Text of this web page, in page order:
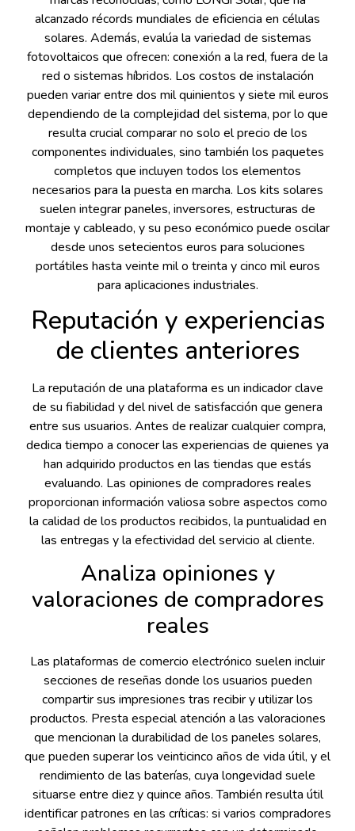
alcanzado récords mundiales de eficiencia en células
solares. Además, evalúa la variedad de sistemas
fotovoltaicos que ofrecen: conexión a la red, fuera de la
red o sistemas híbridos. Los costos de instalación
pueden variar entre dos mil quinientos y siete mil euros
dependiendo de la complejidad del sistema, por lo que
resulta crucial comparar no solo el precio de los
componentes individuales, sino también los paquetes
completos que incluyen todos los elementos
necesarios para la puesta en marcha. Los kits solares
suelen integrar paneles, inversores, estructuras de
montaje y cableado, y su peso económico puede oscilar
desde unos setecientos euros para soluciones
portátiles hasta veinte mil o treinta y cinco mil euros
para aplicaciones industriales.
Reputación y experiencias
de clientes anteriores
La reputación de una plataforma es un indicador clave
de su fiabilidad y del nivel de satisfacción que genera
entre sus usuarios. Antes de realizar cualquier compra,
dedica tiempo a conocer las experiencias de quienes ya
han adquirido productos en las tiendas que estás
evaluando. Las opiniones de compradores reales
proporcionan información valiosa sobre aspectos como
la calidad de los productos recibidos, la puntualidad en
las entregas y la efectividad del servicio al cliente.
Analiza opiniones y
valoraciones de compradores
reales
Las plataformas de comercio electrónico suelen incluir
secciones de reseñas donde los usuarios pueden
compartir sus impresiones tras recibir y utilizar los
productos. Presta especial atención a las valoraciones
que mencionan la durabilidad de los paneles solares,
que pueden superar los veinticinco años de vida útil, y el
rendimiento de las baterías, cuya longevidad suele
situarse entre diez y quince años. También resulta útil
identificar patrones en las críticas: si varios compradores